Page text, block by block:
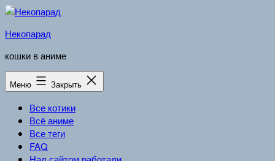
Перейти
содержимому
Некопарад
кошки в аниме
Меню Закрыть
Все котики
Всё аниме
Все теги
FAQ